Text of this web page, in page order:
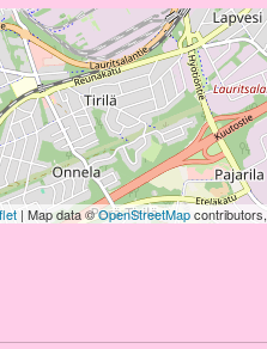
| Map data ©OpenStreetMapcontributors,